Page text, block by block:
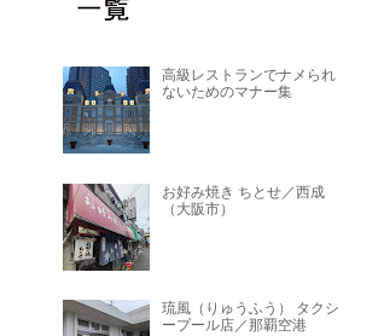
高級レストランでナメられ
ないためのマナー集
お好み焼き ちとせ／西成
（大阪市）
琉風（りゅうふう） タクシ
ープール店／那覇空港